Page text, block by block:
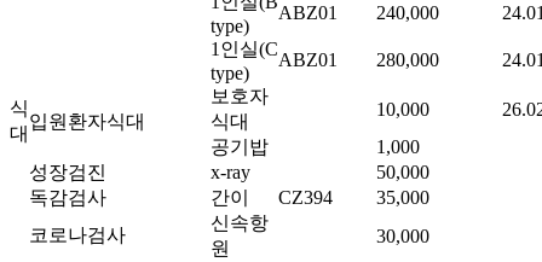
type)
ABZ01 240,000
1인실(C
type)
ABZ01 280,000
식
대
입원환자식대
보호자
식대
10,000
공기밥
1,000
성장검진 x-ray 50,000
독감검사 간이 CZ394
35,000
코로나검사
신속항
원
30,000